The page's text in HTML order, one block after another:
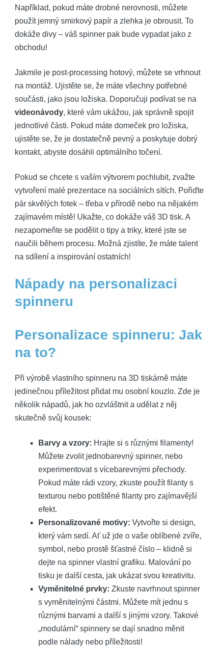
Například, pokud máte drobné nerovnosti, můžete
použít jemný smirkový papír a zlehka je obrousit. To
dokáže divy – váš spinner pak bude vypadat jako z
obchodu!
Jakmile je post-processing hotový, můžete se vrhnout
na montáž. Ujistěte se, že máte všechny potřebné
součásti, jako jsou ložiska. Doporučuji podívat se na
videonávody, které vám ukážou, jak správně spojit
jednotlivé části. Pokud máte domeček pro ložiska,
ujistěte se, že je dostatečně pevný a poskytuje dobrý
kontakt, abyste dosáhli optimálního točení.
Pokud se chcete s vaším výtvorem pochlubit, zvažte
vytvoření malé prezentace na sociálních sítích. Pořiďte
pár skvělých fotek – třeba v přírodě nebo na nějakém
zajímavém místě! Ukažte, co dokáže váš 3D tisk. A
nezapomeňte se podělit o tipy a triky, které jste se
naučili během procesu. Možná zjistíte, že máte talent
na sdílení a inspirování ostatních!
Nápady na personalizaci
spinneru
Personalizace spinneru: Jak
na to?
Při výrobě vlastního spinneru na 3D tiskárně máte
jedinečnou příležitost přidat mu osobní kouzlo. Zde je
několik nápadů, jak ho ozvláštnit a udělat z něj
skutečně svůj kousek:
Barvy a vzory: Hrajte si s různými filamenty!
Můžete zvolit jednobarevný spinner, nebo
experimentovat s vícebarevnými přechody.
Pokud máte rádi vzory, zkuste použít filanty s
texturou nebo potištěné filanty pro zajímavější
efekt.
Personalizované motivy: Vytvořte si design,
který vám sedí. Ať už jde o vaše oblíbené zvíře,
symbol, nebo prostě šťastné číslo – klidně si
dejte na spinner vlastní grafiku. Malování po
tisku je další cesta, jak ukázat svou kreativitu.
Vyměnitelné prvky: Zkuste navrhnout spinner
s vyměnitelnými částmi. Můžete mít jednu s
různými barvami a další s jinými vzory. Takové
„modulární“ spinnery se dají snadno měnit
podle nálady nebo příležitosti!